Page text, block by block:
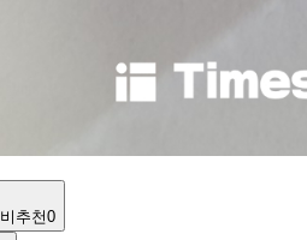
비추천0